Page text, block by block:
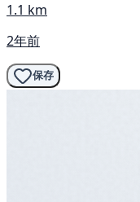
1.1 km
2年前
保存